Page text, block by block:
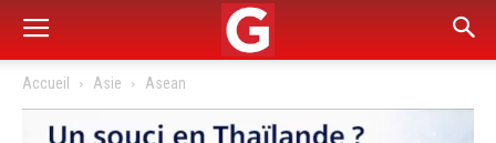
Accueil Asie Asean